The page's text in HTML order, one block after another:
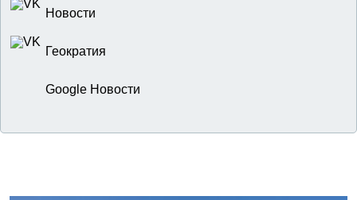
Новости
Геократия
Google Новости